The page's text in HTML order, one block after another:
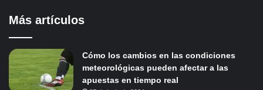
Más artículos
Cómo los cambios en las condiciones
meteorológicas pueden afectar a las
apuestas en tiempo real